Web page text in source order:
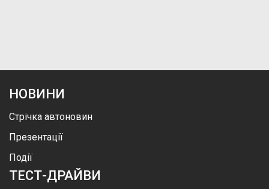
НОВИНИ
Стрічка автоновин
Презентації
Події
ТЕСТ-ДРАЙВИ